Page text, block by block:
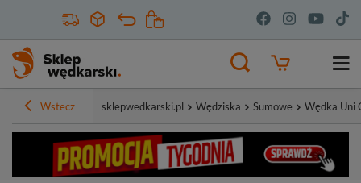
Wstecz sklepwedkarski.pl Wędziska Sumowe Wędka Uni